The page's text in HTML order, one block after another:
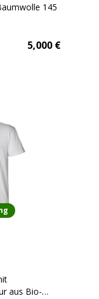
145
5,000€
aus Bio-